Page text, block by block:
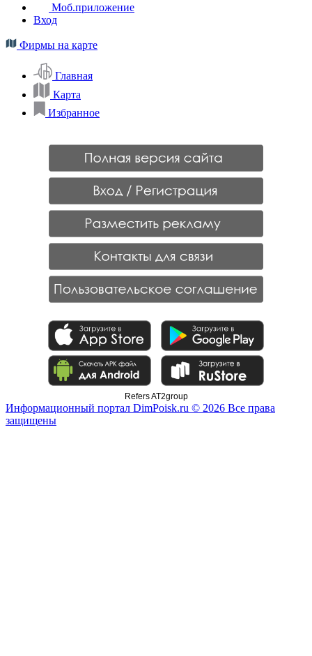
Моб.приложение
Вход
Фирмы на карте
Главная
Карта
Избранное
Refers AT2group
Информационный портал DimPoisk.ru © 2026 Все права
защищены